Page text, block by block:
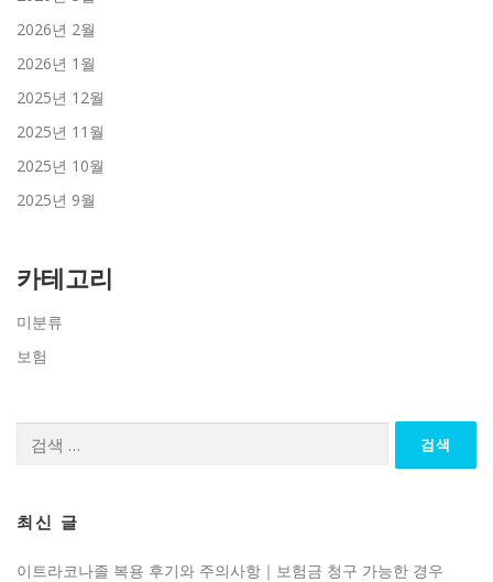
2026년 2월
2026년 1월
2025년 12월
2025년 11월
2025년 10월
2025년 9월
카테고리
미분류
보험
최신 글
이트라코나졸 복용 후기와 주의사항｜보험금 청구 가능한 경우